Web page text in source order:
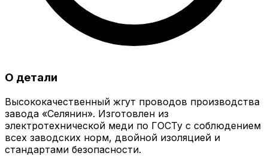
О детали
Высококачественный жгут проводов производства
завода «Селянин». Изготовлен из
электротехнической меди по ГОСТу с соблюдением
всех заводских норм, двойной изоляцией и
стандартами безопасности.